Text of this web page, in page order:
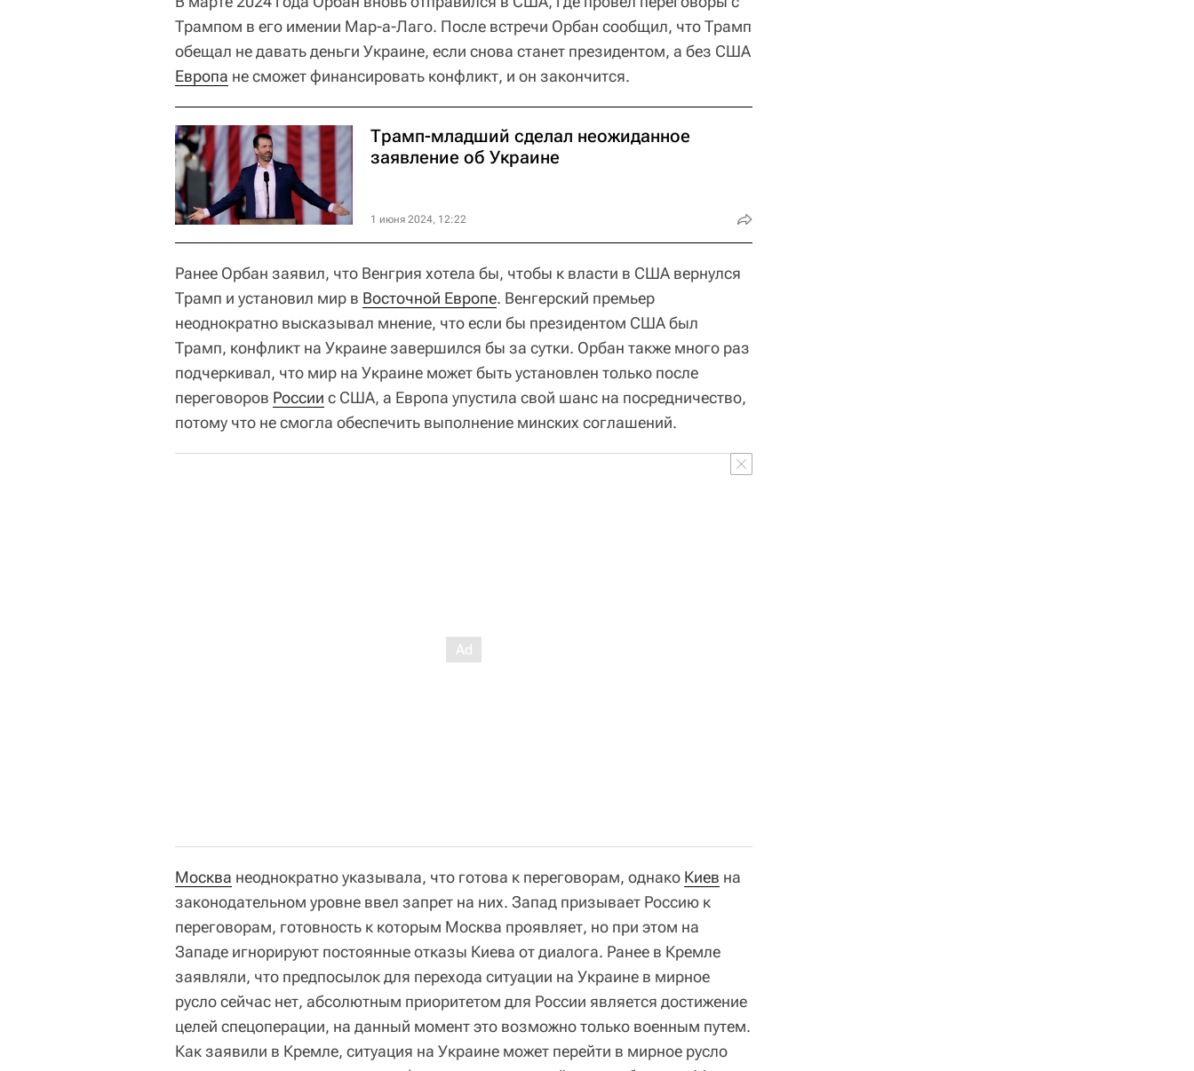
Трампом в его имении Мар-а-Лаго. После встречи Орбан сообщил, что Трамп
обещал не давать деньги Украине, если снова станет президентом, а без США
Европа не сможет финансировать конфликт, и он закончится.
Трамп-младший сделал неожиданное
заявление об Украине
1 июня 2024, 12:22
Ранее Орбан заявил, что Венгрия хотела бы, чтобы к власти в США вернулся
Трамп и установил мир в Восточной Европе. Венгерский премьер
неоднократно высказывал мнение, что если бы президентом США был
Трамп, конфликт на Украине завершился бы за сутки. Орбан также много раз
подчеркивал, что мир на Украине может быть установлен только после
переговоров России с США, а Европа упустила свой шанс на посредничество,
потому что не смогла обеспечить выполнение минских соглашений.
Москва неоднократно указывала, что готова к переговорам, однако Киев на
законодательном уровне ввел запрет на них. Запад призывает Россию к
переговорам, готовность к которым Москва проявляет, но при этом на
Западе игнорируют постоянные отказы Киева от диалога. Ранее в Кремле
заявляли, что предпосылок для перехода ситуации на Украине в мирное
русло сейчас нет, абсолютным приоритетом для России является достижение
целей спецоперации, на данный момент это возможно только военным путем.
Как заявили в Кремле, ситуация на Украине может перейти в мирное русло